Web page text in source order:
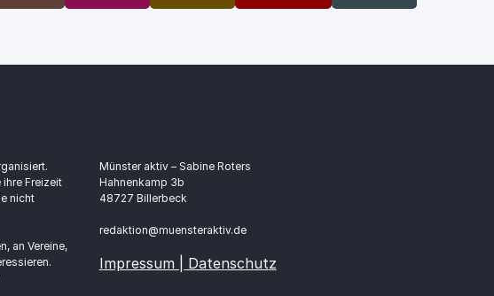
Freizeit
nicht
an Vereine,
Münster aktiv – Sabine Roters
Hahnenkamp 3b
48727 Billerbeck
redaktion@muensteraktiv.de
Impressum | Datenschutz